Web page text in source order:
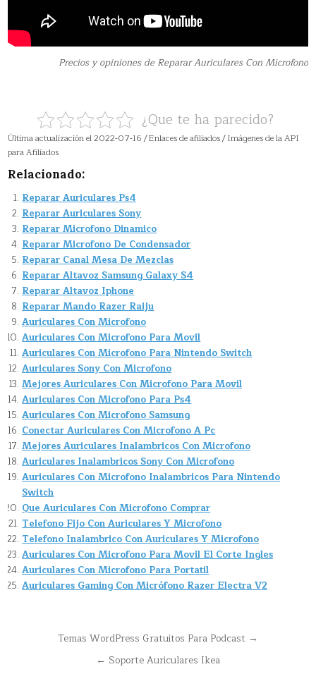
Precios y opiniones de Reparar Auriculares Con Microfono
¿Que te ha parecido?
Última actualización el 2022-07-16 / Enlaces de afiliados / Imágenes de la API
para Afiliados
Relacionado:
Reparar Auriculares Ps4
Reparar Auriculares Sony
Reparar Microfono Dinamico
Reparar Microfono De Condensador
Reparar Canal Mesa De Mezclas
Reparar Altavoz Samsung Galaxy S4
Reparar Altavoz Iphone
Reparar Mando Razer Raiju
Auriculares Con Microfono
Auriculares Con Microfono Para Movil
Auriculares Con Microfono Para Nintendo Switch
Auriculares Sony Con Microfono
Mejores Auriculares Con Microfono Para Movil
Auriculares Con Microfono Para Ps4
Auriculares Con Microfono Samsung
Conectar Auriculares Con Microfono A Pc
Mejores Auriculares Inalambricos Con Microfono
Auriculares Inalambricos Sony Con Microfono
Auriculares Con Microfono Inalambricos Para Nintendo
Switch
Que Auriculares Con Microfono Comprar
Telefono Fijo Con Auriculares Y Microfono
Telefono Inalambrico Con Auriculares Y Microfono
Auriculares Con Microfono Para Movil El Corte Ingles
Auriculares Con Microfono Para Portatil
Auriculares Gaming Con Micrófono Razer Electra V2
Navegación
Temas WordPress Gratuitos Para Podcast →
← Soporte Auriculares Ikea